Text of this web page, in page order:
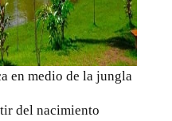
en medio de la jungla
del nacimiento